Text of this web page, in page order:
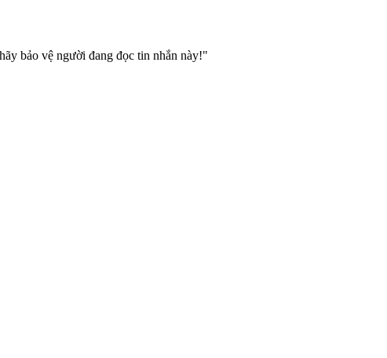
bảo vệ người đang đọc tin nhắn này!"